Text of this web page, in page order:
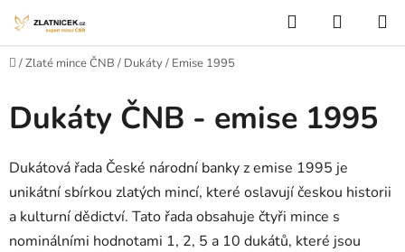
Hledat
Domů
/Zlaté mince ČNB / Dukáty/ Emise 1995
Dukáty ČNB - emise 1995
Dukátová řada České národní banky z emise 1995 je
unikátní sbírkou zlatých mincí, které oslavují českou historii
a kulturní dědictví. Tato řada obsahuje čtyři mince s
nominálními hodnotami 1, 2, 5 a 10 dukátů, které jsou